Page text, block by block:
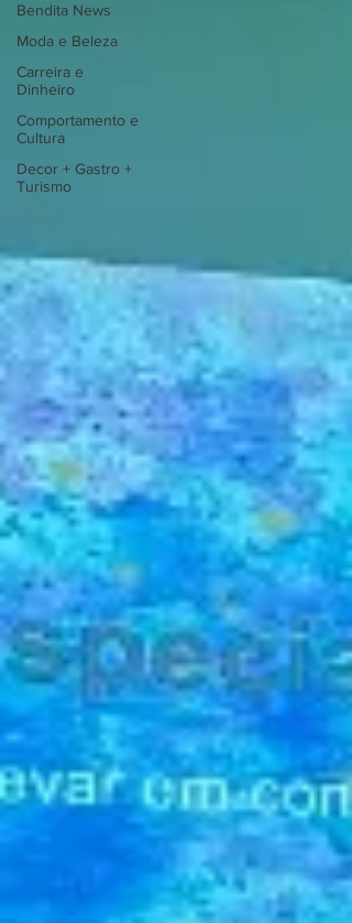
Bendita News
Moda e Beleza
Carreira e
Dinheiro
Comportamento e
Cultura
Decor + Gastro +
Turismo